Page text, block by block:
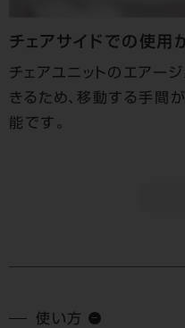
チェアサイドでの使用
チェアユニットのエアー
きるため、移動する手間
能です。
使い方